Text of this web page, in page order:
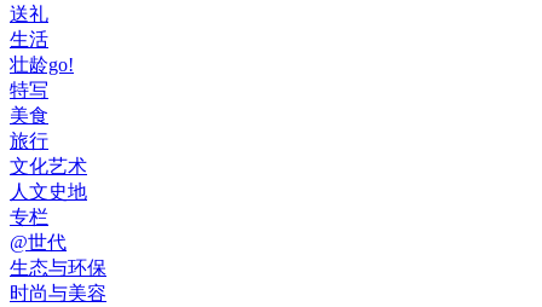
送礼
生活
壮龄go!
特写
美食
旅行
文化艺术
人文史地
专栏
@世代
生态与环保
时尚与美容